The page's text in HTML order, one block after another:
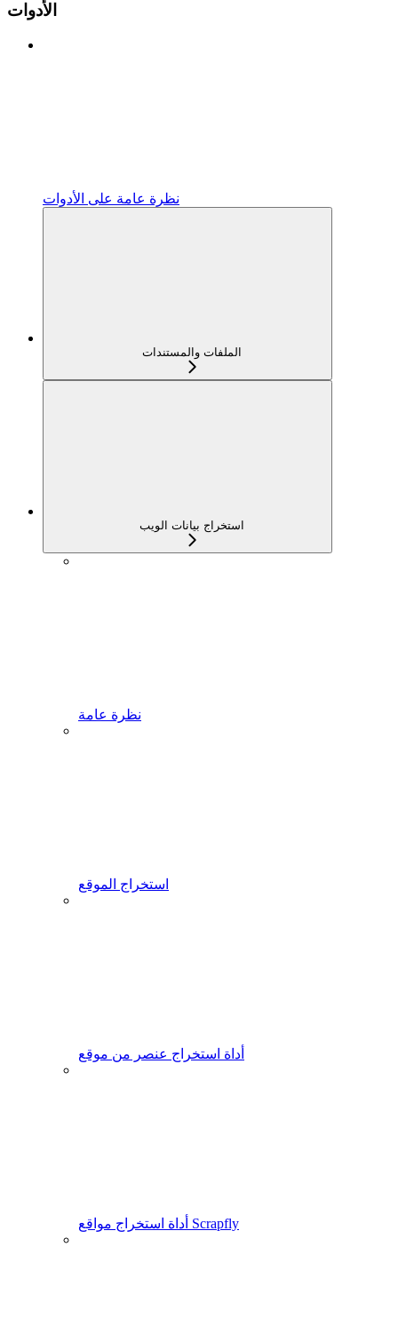
الأدوات
نظرة عامة على الأدوات
الملفات والمستندات
استخراج بيانات الويب
نظرة عامة
استخراج الموقع
أداة استخراج عنصر من موقع
أداة استخراج مواقع Scrapfly